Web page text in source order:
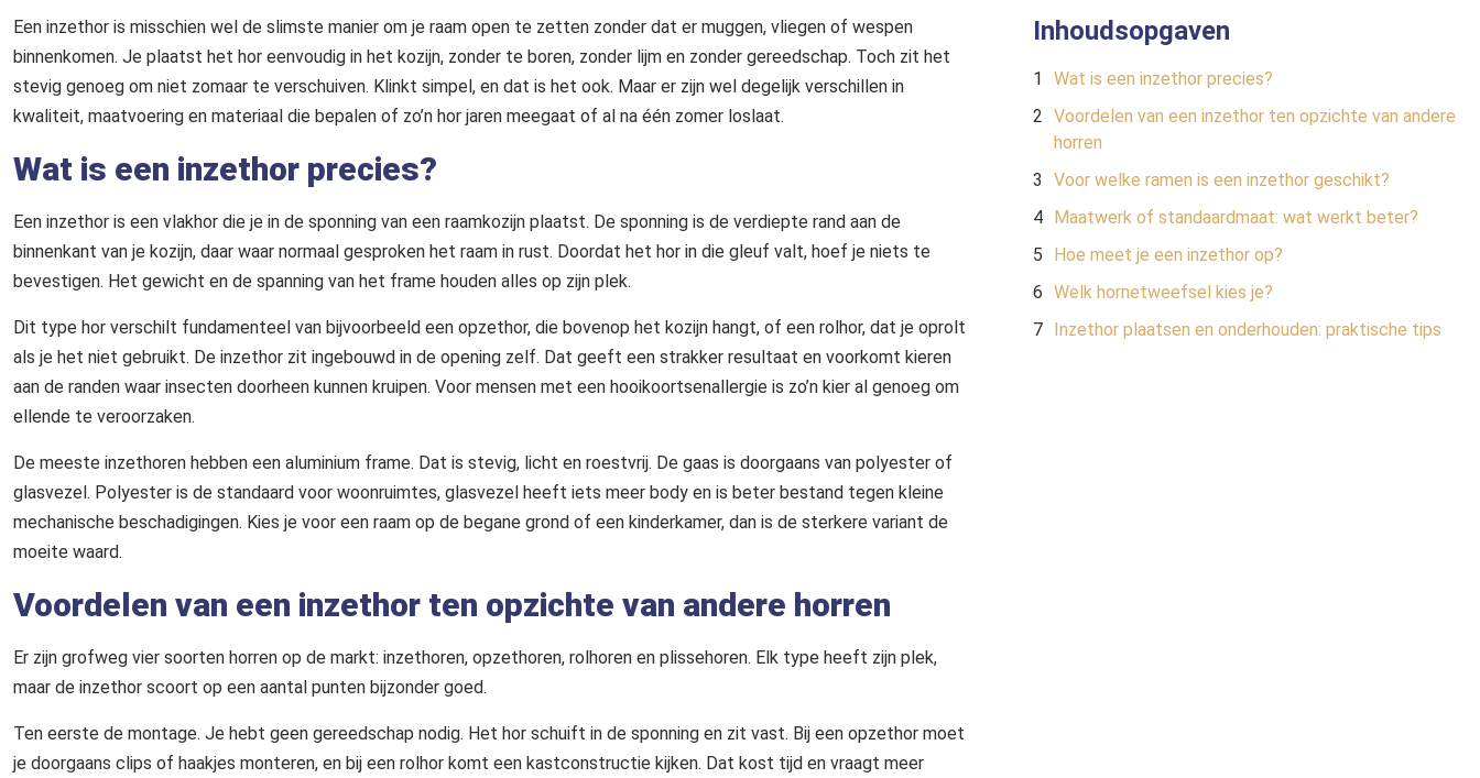
Een inzethor is misschien wel de slimste manier om je raam open te zetten zonder dat er muggen, vliegen of wespen
binnenkomen. Je plaatst het hor eenvoudig in het kozijn, zonder te boren, zonder lijm en zonder gereedschap. Toch zit het
stevig genoeg om niet zomaar te verschuiven. Klinkt simpel, en dat is het ook. Maar er zijn wel degelijk verschillen in
kwaliteit, maatvoering en materiaal die bepalen of zo’n hor jaren meegaat of al na één zomer loslaat.
Wat is een inzethor precies?
Een inzethor is een vlakhor die je in de sponning van een raamkozijn plaatst. De sponning is de verdiepte rand aan de
binnenkant van je kozijn, daar waar normaal gesproken het raam in rust. Doordat het hor in die gleuf valt, hoef je niets te
bevestigen. Het gewicht en de spanning van het frame houden alles op zijn plek.
Dit type hor verschilt fundamenteel van bijvoorbeeld een opzethor, die bovenop het kozijn hangt, of een rolhor, dat je oprolt
als je het niet gebruikt. De inzethor zit ingebouwd in de opening zelf. Dat geeft een strakker resultaat en voorkomt kieren
aan de randen waar insecten doorheen kunnen kruipen. Voor mensen met een hooikoortsenallergie is zo’n kier al genoeg om
ellende te veroorzaken.
De meeste inzethoren hebben een aluminium frame. Dat is stevig, licht en roestvrij. De gaas is doorgaans van polyester of
glasvezel. Polyester is de standaard voor woonruimtes, glasvezel heeft iets meer body en is beter bestand tegen kleine
mechanische beschadigingen. Kies je voor een raam op de begane grond of een kinderkamer, dan is de sterkere variant de
moeite waard.
Voordelen van een inzethor ten opzichte van andere horren
Er zijn grofweg vier soorten horren op de markt: inzethoren, opzethoren, rolhoren en plissehoren. Elk type heeft zijn plek,
maar de inzethor scoort op een aantal punten bijzonder goed.
Ten eerste de montage. Je hebt geen gereedschap nodig. Het hor schuift in de sponning en zit vast. Bij een opzethor moet
je doorgaans clips of haakjes monteren, en bij een rolhor komt een kastconstructie kijken. Dat kost tijd en vraagt meer
Inhoudsopgaven
Wat is een inzethor precies?
Voordelen van een inzethor ten opzichte van andere
horren
Voor welke ramen is een inzethor geschikt?
Maatwerk of standaardmaat: wat werkt beter?
Hoe meet je een inzethor op?
Welk hornetweefsel kies je?
Inzethor plaatsen en onderhouden: praktische tips